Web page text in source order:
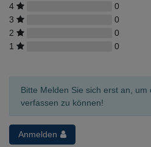
4
0
3
0
2
0
1
0
Bitte Melden Sie sich erst an, um
verfassen zu können!
Anmelden